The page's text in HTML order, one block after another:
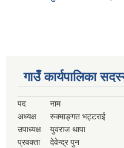
गाउँ कार्यपालिका
पद नाम
अध्यक्ष
रुक्माङ्गत भट्टराई
उपाध्यक्ष
युवराज थापा
प्रवक्ता
देवेन्द्र पुन